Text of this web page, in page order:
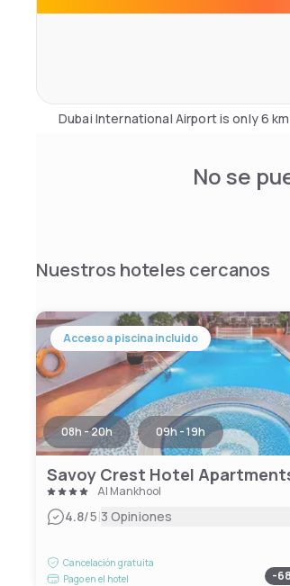
relaxing setting for a peaceful
Dubai International Airport is only 6
No se
Nuestros hoteles cercanos
Acceso a piscina incluido
08h - 20h 09h - 19h
Savoy Crest Hotel
Al Mankhool
4.8/5|3 Opiniones
Cancelación gratuita
Pago en el hotel
-68